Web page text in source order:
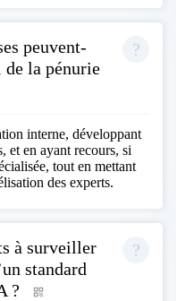
peuvent-
la pénurie
interne, développant
et en ayant recours, si
tout en mettant
des experts.
à surveiller
standard
?